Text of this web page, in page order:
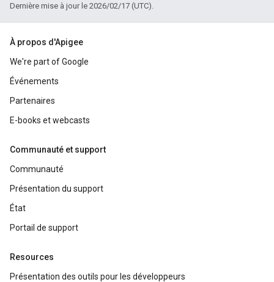
Dernière mise à jour le 2026/02/17 (UTC).
À propos d'Apigee
We're part of Google
Événements
Partenaires
E-books et webcasts
Communauté et support
Communauté
Présentation du support
État
Portail de support
Resources
Présentation des outils pour les développeurs